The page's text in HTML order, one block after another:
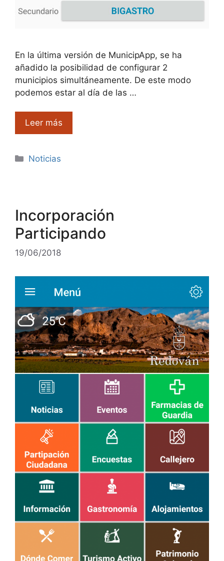
En la última versión de MunicipApp, se ha
añadido la posibilidad de configurar 2
municipios simultáneamente. De este modo
podemos estar al día de las …
Leer más
Categorías
Noticias
Incorporación
Participando
19/06/2018